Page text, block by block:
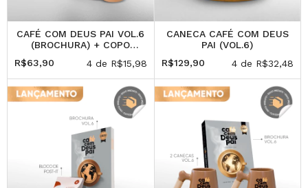
CAFÉ COM DEUS PAI VOL.6
(BROCHURA) + COPO
R$63,90 4 de R$15,98
CANECA CAFÉ COM DEUS
PAI (VOL.6)
R$129,90
4 de R$32,48